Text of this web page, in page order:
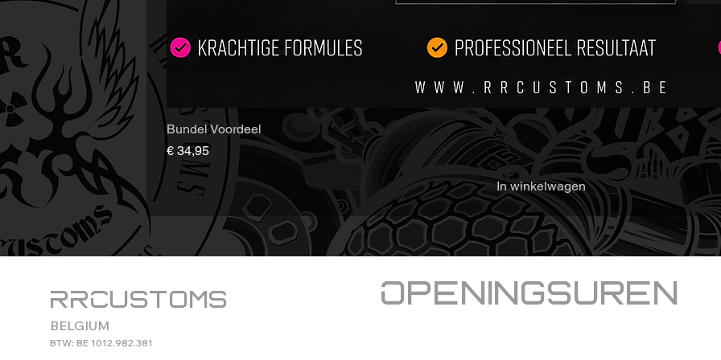
Bundel Voordeel
Prijs
€ 34,95
In winkelwagen
RRCustoms
BELGIUM
BTW: BE 1012.982.381
Openingsuren